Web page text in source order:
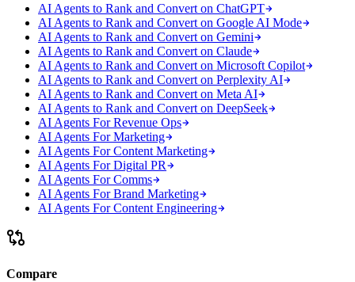
AI Agents to Rank and Convert on ChatGPT
AI Agents to Rank and Convert on Google AI Mode
AI Agents to Rank and Convert on Gemini
AI Agents to Rank and Convert on Claude
AI Agents to Rank and Convert on Microsoft Copilot
AI Agents to Rank and Convert on Perplexity AI
AI Agents to Rank and Convert on Meta AI
AI Agents to Rank and Convert on DeepSeek
AI Agents For Revenue Ops
AI Agents For Marketing
AI Agents For Content Marketing
AI Agents For Digital PR
AI Agents For Comms
AI Agents For Brand Marketing
AI Agents For Content Engineering
Compare